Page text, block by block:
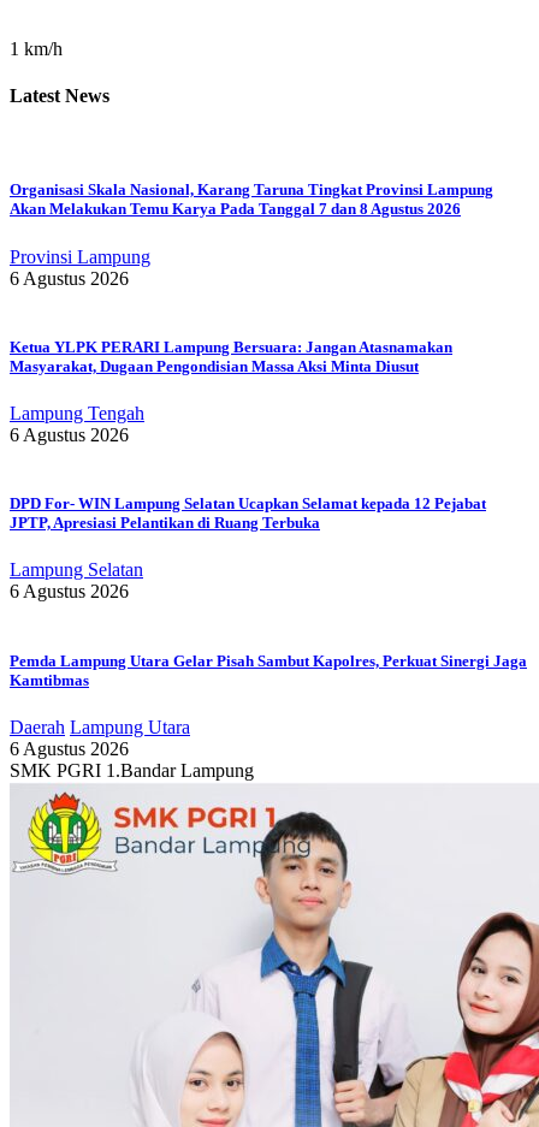
1 km/h
Latest News
Organisasi Skala Nasional, Karang Taruna Tingkat Provinsi Lampung
Akan Melakukan Temu Karya Pada Tanggal 7 dan 8 Agustus 2026
Provinsi Lampung
6 Agustus 2026
Ketua YLPK PERARI Lampung Bersuara: Jangan Atasnamakan
Masyarakat, Dugaan Pengondisian Massa Aksi Minta Diusut
Lampung Tengah
6 Agustus 2026
DPD For- WIN Lampung Selatan Ucapkan Selamat kepada 12 Pejabat
JPTP, Apresiasi Pelantikan di Ruang Terbuka
Lampung Selatan
6 Agustus 2026
Pemda Lampung Utara Gelar Pisah Sambut Kapolres, Perkuat Sinergi Jaga
Kamtibmas
Daerah Lampung Utara
6 Agustus 2026
SMK PGRI 1.Bandar Lampung